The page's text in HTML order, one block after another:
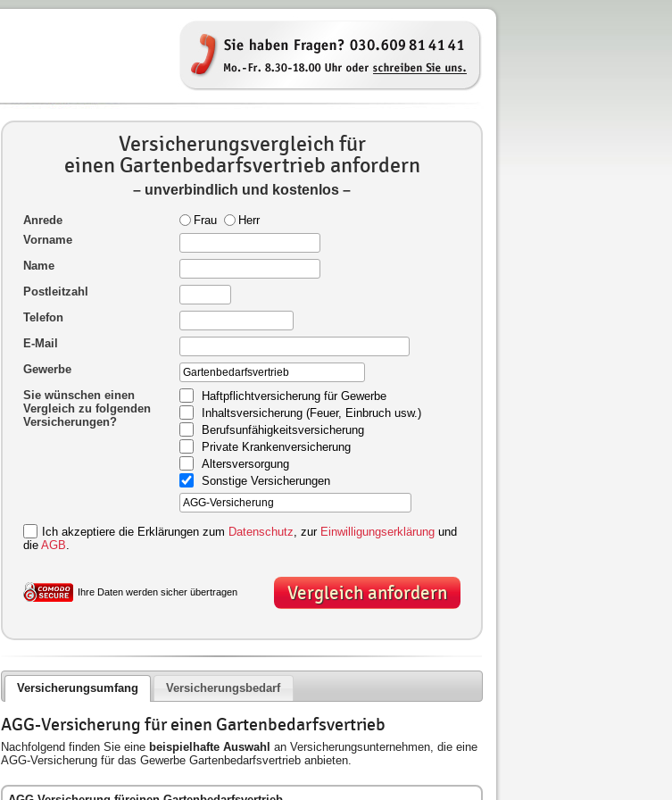
Versicherungsvergleich für
einen Gartenbedarfsvertrieb anfordern
– unverbindlich und kostenlos –
Anrede Frau
Herr
Vorname
Name
Postleitzahl
Telefon
E-Mail
Gewerbe
Sie wünschen einen
Vergleich zu folgenden
Versicherungen?
Haftpflichtversicherung für Gewerbe
Inhaltsversicherung (Feuer, Einbruch usw.)
Berufsunfähigkeitsversicherung
Private Krankenversicherung
Altersversorgung
Sonstige Versicherungen
Ich akzeptiere die Erklärungen zum Datenschutz , zur Einwilligungserklärung und
die AGB.
Ihre Daten werden sicher übertragen Vergleich anfordern
Versicherungsumfang Versicherungsbedarf
AGG-Versicherung für einen Gartenbedarfsvertrieb
Nachfolgend finden Sie eine beispielhafte Auswahl an Versicherungsunternehmen, die eine
AGG-Versicherung für das Gewerbe Gartenbedarfsvertrieb anbieten.